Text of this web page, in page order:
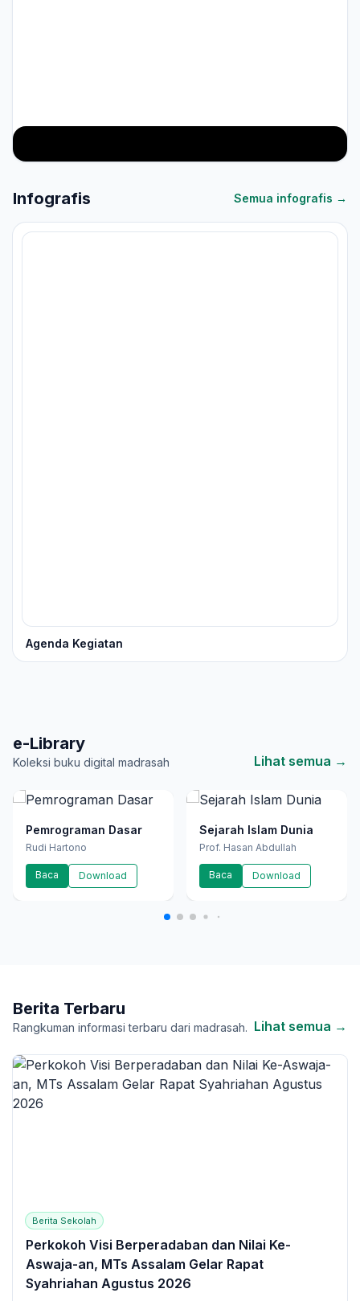
Infografis Semua infografis →
Agenda Kegiatan
e-Library
Koleksi buku digital madrasah Lihat semua →
Pemrograman Dasar
Rudi Hartono
Baca Download
Sejarah Islam Dunia
Prof. Hasan Abdullah
Baca Download
Berita Terbaru
Rangkuman informasi terbaru dari madrasah. Lihat semua →
Berita Sekolah
Perkokoh Visi Berperadaban dan Nilai Ke-
Aswaja-an, MTs Assalam Gelar Rapat
Syahriahan Agustus 2026